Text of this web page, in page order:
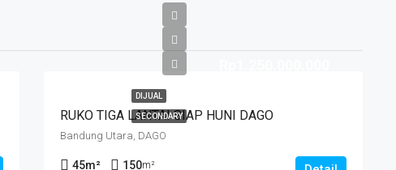
DIJUAL
SECONDARY
RUKO TIGA LANTAI SIAP HUNI DAGO
Bandung Utara, DAGO
45m² 150m²